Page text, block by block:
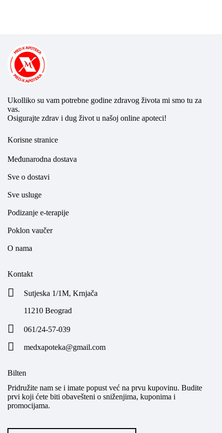
Ukolliko su vam potrebne godine zdravog života mi smo tu za
vas.
Osigurajte zdrav i dug život u našoj online apoteci!
Korisne stranice
Međunarodna dostava
Sve o dostavi
Sve usluge
Podizanje e-terapije
Poklon vaučer
O nama
Kontakt
Sutjeska 1/1M, Krnjača
11210 Beograd
061/24-57-039
medxapoteka@gmail.com
Bilten
Pridružite nam se i imate popust već na prvu kupovinu. Budite
prvi koji ćete biti obavešteni o sniženjima, kuponima i
promocijama.